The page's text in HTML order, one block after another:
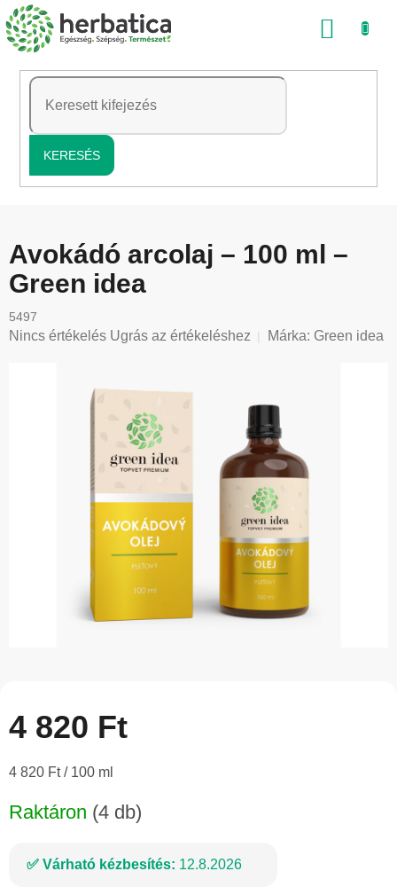
Ugrás
a
tartalomhoz
KERESÉS
Avokádó arcolaj – 100 ml –
Green idea
5497
A
Nincs értékelés Ugrás az értékeléshez Márka: Green idea
4 820 Ft
Egységár:
4 820 Ft / 100 ml
Raktáron (4 db)
Várható kézbesítés: 12.8.2026